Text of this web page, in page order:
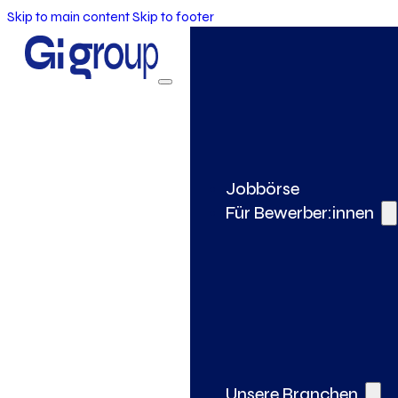
Skip to main contentSkip to footer
Jobbörse
Für Bewerber:innen